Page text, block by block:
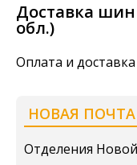
Доставка шин
обл.)
Оплата и
НОВАЯ ПОЧТА
Отделения